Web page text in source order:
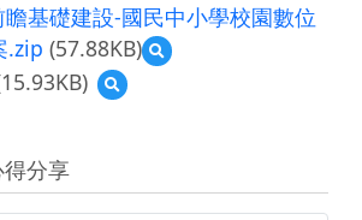
基礎建設-國民中小學校園數位
.zip (57.88KB)
預
覽
「前
預
覽
圖.png
分享